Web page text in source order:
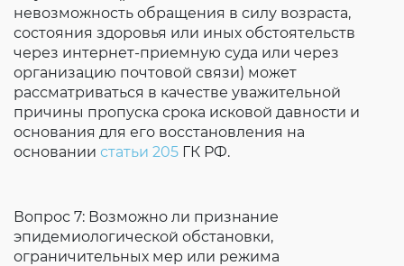
невозможность обращения в силу возраста,
состояния здоровья или иных обстоятельств
через интернет-приемную суда или через
организацию почтовой связи) может
рассматриваться в качестве уважительной
причины пропуска срока исковой давности и
основания для его восстановления на
основании статьи 205 ГК РФ.
Вопрос 7: Возможно ли признание
эпидемиологической обстановки,
ограничительных мер или режима